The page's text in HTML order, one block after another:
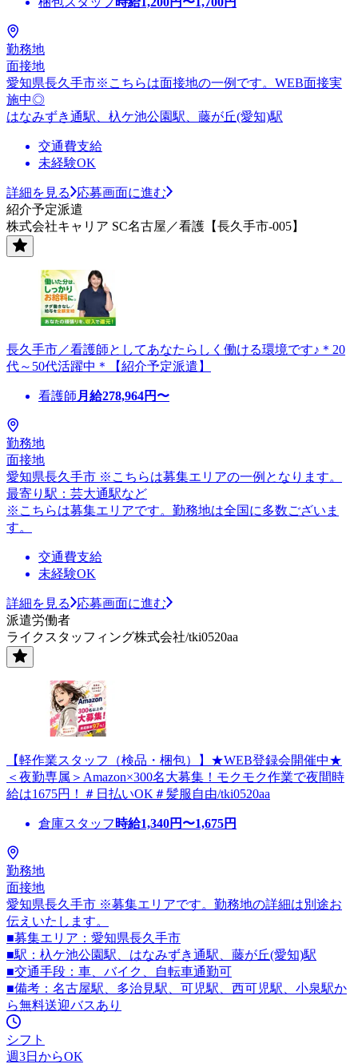
勤務地
面接地
愛知県長久手市※こちらは面接地の一例です。WEB面接実
施中◎
はなみずき通駅、杁ケ池公園駅、藤が丘(愛知)駅
交通費支給
未経験OK
詳細を見る
応募画面に進む
紹介予定派遣
株式会社キャリア SC名古屋／看護【長久手市-005】
長久手市／看護師としてあなたらしく働ける環境です♪＊20
代～50代活躍中＊【紹介予定派遣】
看護師 月給278,964円〜
勤務地
面接地
愛知県長久手市 ※こちらは募集エリアの一例となります。
最寄り駅：芸大通駅など
※こちらは募集エリアです。勤務地は全国に多数ございま
す。
交通費支給
未経験OK
詳細を見る
応募画面に進む
派遣労働者
ライクスタッフィング株式会社/tki0520aa
【軽作業スタッフ（検品・梱包）】★WEB登録会開催中★
＜夜勤専属＞Amazon×300名大募集！モクモク作業で夜間時
給は1675円！＃日払いOK＃髪服自由/tki0520aa
倉庫スタッフ 時給1,340円〜1,675円
勤務地
面接地
愛知県長久手市 ※募集エリアです。勤務地の詳細は別途お
伝えいたします。
■募集エリア：愛知県長久手市
■駅：杁ケ池公園駅、はなみずき通駅、藤が丘(愛知)駅
■交通手段：車、バイク、自転車通勤可
■備考：名古屋駅、多治見駅、可児駅、西可児駅、小泉駅か
ら無料送迎バスあり
シフト
週3日からOK